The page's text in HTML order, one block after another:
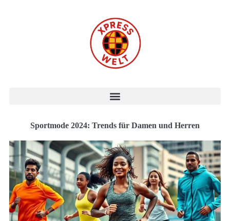
Sportmode 2024: Trends für Damen und Herren